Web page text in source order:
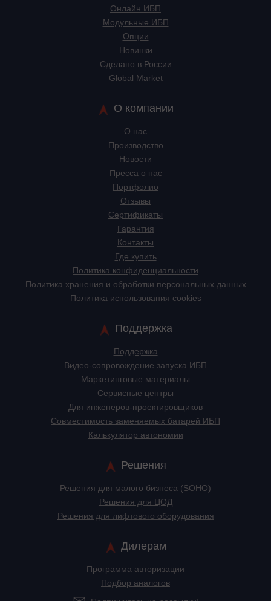
Онлайн ИБП
Модульные ИБП
Опции
Новинки
Сделано в России
Global Market
О компании
О нас
Производство
Новости
Пресса о нас
Портфолио
Отзывы
Сертификаты
Гарантия
Контакты
Где купить
Политика конфиденциальности
Политика хранения и обработки персональных данных
Политика использования cookies
Поддержка
Поддержка
Видео-сопровождение запуска ИБП
Маркетинговые материалы
Сервисные центры
Для инженеров-проектировщиков
Cовместимость заменяемых батарей ИБП
Калькулятор автономии
Решения
Решения для малого бизнеса (SOHO)
Решения для ЦОД
Решения для лифтового оборудования
Дилерам
Программа авторизации
Подбор аналогов